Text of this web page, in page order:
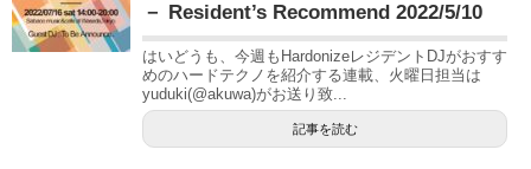
－ Resident’s Recommend 2022/5/10
はいどうも、今週もHardonizeレジデントDJがおすす
めのハードテクノを紹介する連載、火曜日担当は
yuduki(@akuwa)がお送り致...
記事を読む